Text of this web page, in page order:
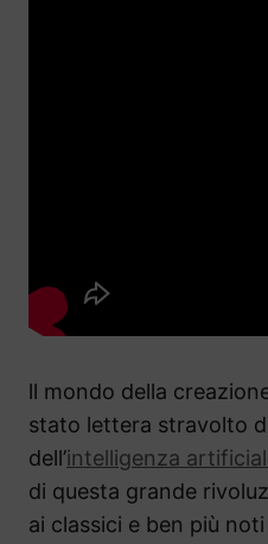
ll mondo della
stato lettera stravolto
dell’intelligenza
di questa grande
ai classici e ben più